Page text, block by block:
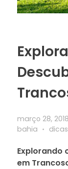
março 28, 2018
bahia
dicas
Explorando
em